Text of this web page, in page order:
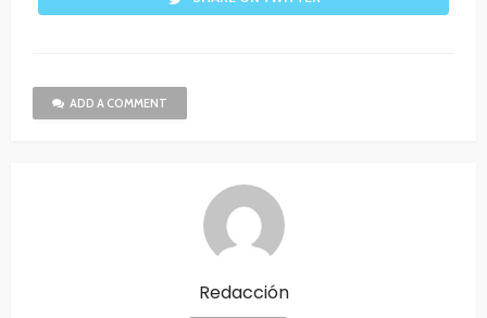
ADD A COMMENT
Redacción